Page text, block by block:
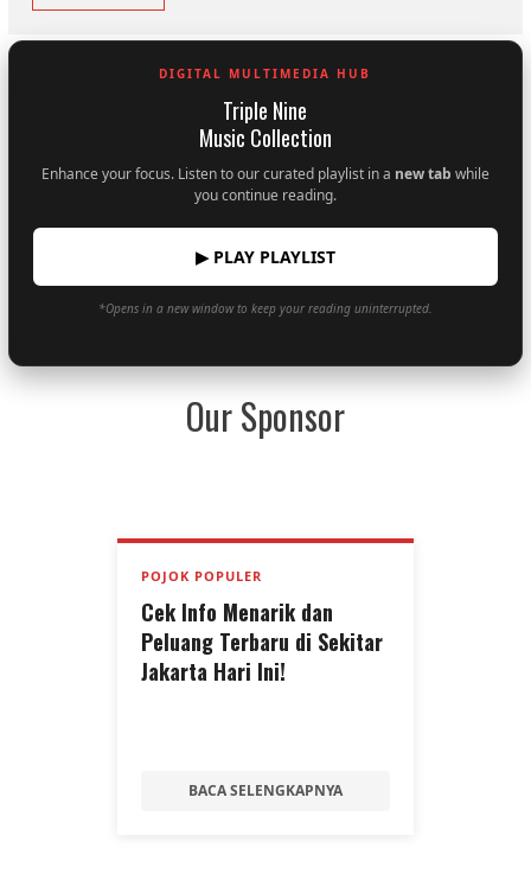
DIGITAL MULTIMEDIA HUB
Triple Nine
Music Collection
Enhance your focus. Listen to our curated playlist in a new tab while
you continue reading.
▶ PLAY PLAYLIST
*Opens in a new window to keep your reading uninterrupted.
Our Sponsor
POJOK POPULER
Cek Info Menarik dan
Peluang Terbaru di Sekitar
Jakarta Hari Ini!
BACA SELENGKAPNYA